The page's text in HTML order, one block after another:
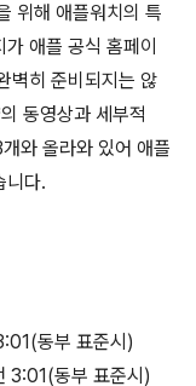
위해 애플워치의 특
가 애플 공식 홈페이
벽히 준비되지는 않
동영상과 세부적
와 올라와 있어 애플
니다.
동부 표준시)
3:01(동부 표준시)